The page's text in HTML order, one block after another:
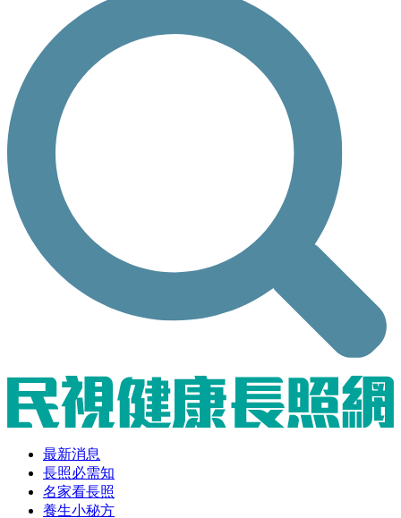
最新消息
長照必需知
名家看長照
養生小秘方